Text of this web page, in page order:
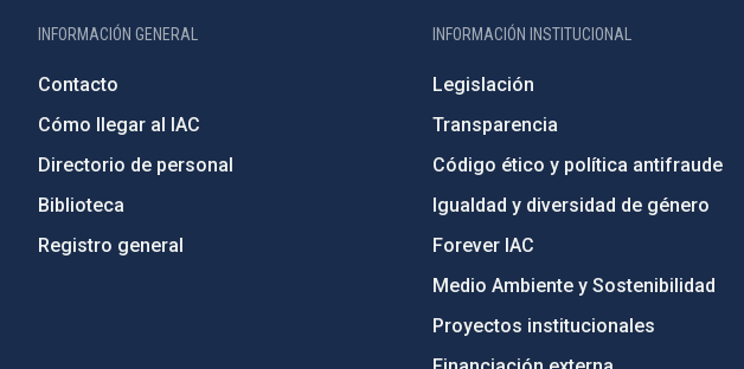
INFORMACIÓN GENERAL
Contacto
Cómo llegar al IAC
Directorio de personal
Biblioteca
Registro general
INFORMACIÓN INSTITUCIONAL
Legislación
Transparencia
Código ético y política antifraude
Igualdad y diversidad de género
Forever IAC
Medio Ambiente y Sostenibilidad
Proyectos institucionales